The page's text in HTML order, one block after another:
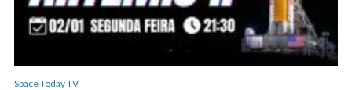
Space Today TV